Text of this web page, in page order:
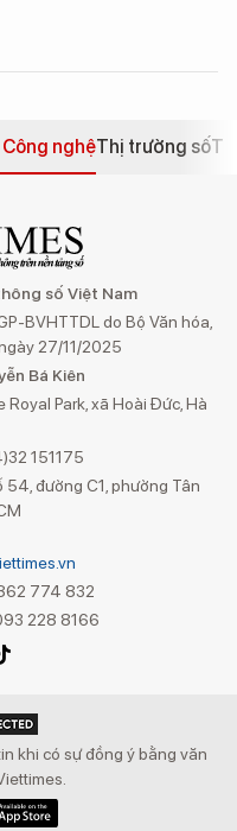
nghệThị trường số
số Việt Nam
BVHTTDL do Bộ Văn hóa,
27/11/2025
Bá Kiên
Royal Park, xã Hoài Đức, Hà
151175
54, đường C1, phường Tân
774 832
228 8166
khi có sự đồng ý bằng văn